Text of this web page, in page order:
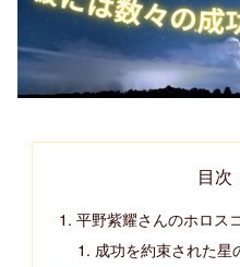
目次
平野紫耀さんのホロス
成功を約束された星